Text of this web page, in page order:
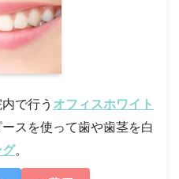
で行う オフィスホワイト
スを使って歯や歯茎を白
グ。